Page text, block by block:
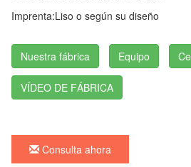
Imprenta:Liso o según su diseño
Nuestra fábrica Equipo
VÍDEO DE FÁBRICA
Consulta ahora